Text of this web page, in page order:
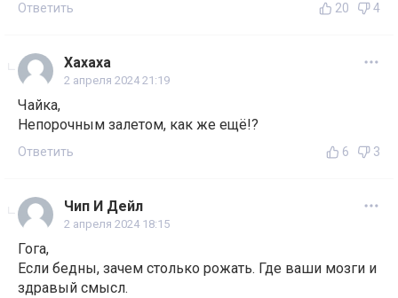
Ответить 20 4
Хахаха
2 апреля 2024 21:19
Чайка,
Непорочным залетом, как же ещё!?
Ответить 6 3
Чип И Дейл
2 апреля 2024 18:15
Гога,
Если бедны, зачем столько рожать. Где ваши мозги и
здравый смысл.